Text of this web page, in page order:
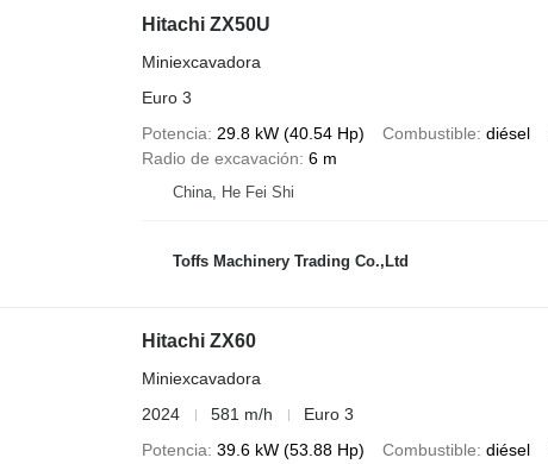
Hitachi ZX50U
Miniexcavadora
Euro 3
Potencia
29.8 kW (40.54 Hp) Combustible diésel
Radio de excavación 6 m
China, He Fei Shi
Toffs Machinery Trading Co.,Ltd
Hitachi ZX60
Miniexcavadora
2024
581 m/h
Euro 3
Potencia 39.6 kW (53.88 Hp) Combustible diésel